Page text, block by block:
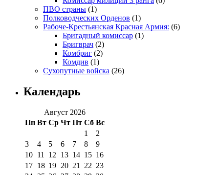
ПВО страны (1)
Полководческих Орденов (1)
Рабоче-Крестьянская Красная Армия: (6)
Бригадный комиссар (1)
Бригврач (2)
Комбриг (2)
Комдив (1)
Сухопутные войска (26)
Календарь
Август 2026
Пн Вт Ср Чт Пт Сб Вс
1
2
3
4 5 6 7 8
9
10 11 12 13 14 15 16
17 18 19 20 21 22 23